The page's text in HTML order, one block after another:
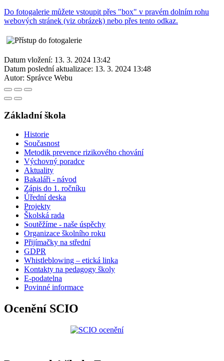
Do fotogalerie můžete vstoupit přes "box" v pravém dolním rohu
webových stránek (viz obrázek) nebo přes tento odkaz.
Datum vložení: 13. 3. 2024 13:42
Datum poslední aktualizace: 13. 3. 2024 13:48
Autor: Správce Webu
Základní škola
Historie
Současnost
Metodik prevence rizikového chování
Výchovný poradce
Aktuality
Bakaláři - návod
Zápis do 1. ročníku
Úřední deska
Projekty
Školská rada
Soutěžíme - naše úspěchy
Organizace školního roku
Přijímačky na střední
GDPR
Whistleblowing – etická linka
Kontakty na pedagogy školy
E-podatelna
Povinné informace
Ocenění SCIO